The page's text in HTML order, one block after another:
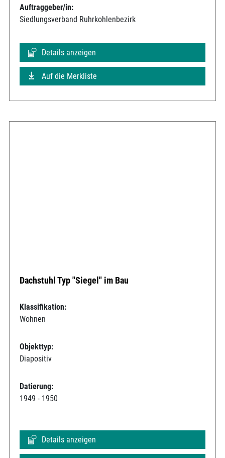
Auftraggeber/in:
Siedlungsverband Ruhrkohlenbezirk
Details anzeigen
Auf die Merkliste
Dachstuhl Typ "Siegel" im Bau
Klassifikation:
Wohnen
Objekttyp:
Diapositiv
Datierung:
1949 - 1950
Details anzeigen